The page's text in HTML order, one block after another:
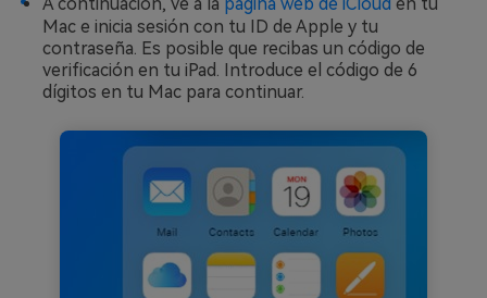
Mac e inicia sesión con tu ID de Apple y tu
contraseña. Es posible que recibas un código de
verificación en tu iPad. Introduce el código de 6
dígitos en tu Mac para continuar.